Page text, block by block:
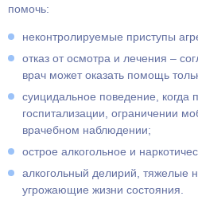
помочь:
неконтролируемые приступы
отказ от осмотра и лечения –
врач может оказать помощь
суицидальное поведение, когда
госпитализации, ограничении
врачебном наблюдении;
острое алкогольное и
алкогольный делирий, тяжелые
угрожающие жизни состояния.